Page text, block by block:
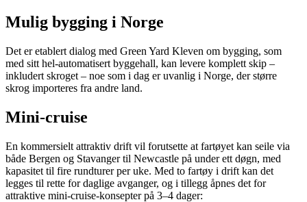
Mulig bygging i Norge
Det er etablert dialog med Green Yard Kleven om bygging, som
med sitt hel-automatisert byggehall, kan levere komplett skip –
inkludert skroget – noe som i dag er uvanlig i Norge, der større
skrog importeres fra andre land.
Mini-cruise
En kommersielt attraktiv drift vil forutsette at fartøyet kan seile via
både Bergen og Stavanger til Newcastle på under ett døgn, med
kapasitet til fire rundturer per uke. Med to fartøy i drift kan det
legges til rette for daglige avganger, og i tillegg åpnes det for
attraktive mini-cruise-konsepter på 3–4 dager: